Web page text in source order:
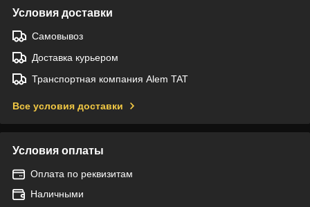
Условия доставки
Самовывоз
Доставка курьером
Транспортная компания Alem TAT
Все условия доставки
Условия оплаты
Оплата по реквизитам
Наличными